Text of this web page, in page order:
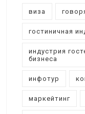
виза
гостиничная
индустрия
бизнеса
инфотур
маркейтинг